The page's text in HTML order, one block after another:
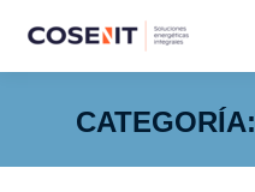
CATEGORÍA: